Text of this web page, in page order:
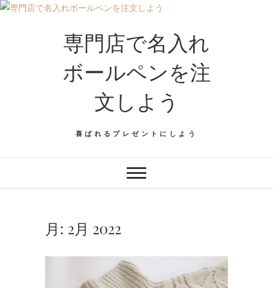
専門店で名入れ
ボールペンを注
文しよう
喜ばれるプレゼントにしよう
月: 2月 2022